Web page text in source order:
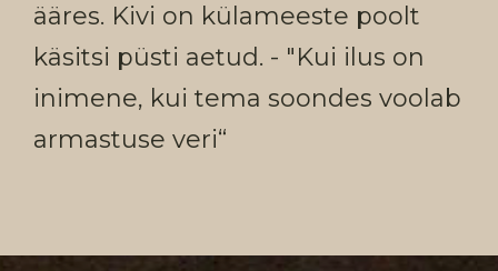
ääres. Kivi on külameeste poolt
käsitsi püsti aetud. - "Kui ilus on
inimene, kui tema soondes voolab
armastuse veri“